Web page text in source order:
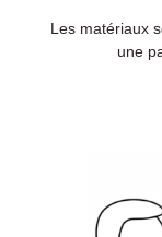
Les matériaux
une